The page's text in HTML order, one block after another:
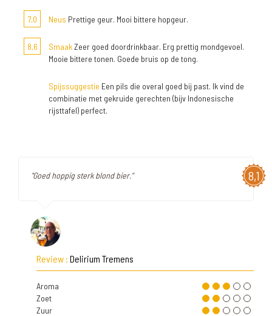
7,0 Neus Prettige geur. Mooi bittere hopgeur.
8,6 SmaakZeer goed doordrinkbaar. Erg prettig mondgevoel.
Mooie bittere tonen. Goede bruis op de tong.
Spijssuggestie Een pils die overal goed bij past. Ik vind de
combinatie met gekruide gerechten (bijv Indonesische
rijsttafel) perfect.
8,1
"Goed hoppig sterk blond bier."
Review : Delirium Tremens
Aroma
Zoet
Zuur